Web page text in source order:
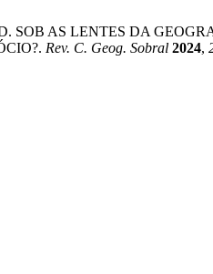
D. SOB AS LENTES DA
Rev. C. Geog. Sobral 2024,